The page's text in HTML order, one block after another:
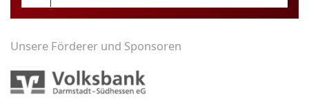
Unsere Förderer und Sponsoren